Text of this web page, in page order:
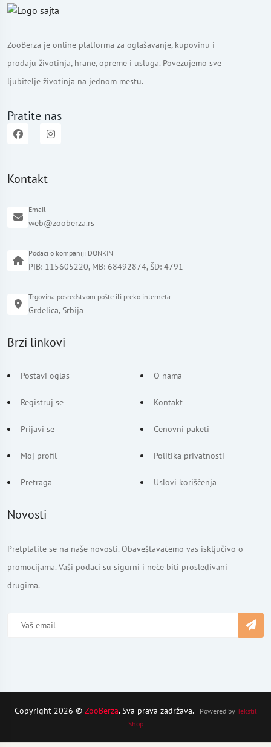
ZooBerza je online platforma za oglašavanje, kupovinu i
prodaju životinja, hrane, opreme i usluga. Povezujemo sve
ljubitelje životinja na jednom mestu.
Pratite nas
Kontakt
Email
web@zooberza.rs
Podaci o kompaniji DONKIN
PIB: 115605220, MB: 68492874, ŠD: 4791
Trgovina posredstvom pošte ili preko interneta
Grdelica, Srbija
Brzi linkovi
Postavi oglas
Registruj se
Prijavi se
Moj profil
Pretraga
O nama
Kontakt
Cenovni paketi
Politika privatnosti
Uslovi korišćenja
Novosti
Pretplatite se na naše novosti. Obaveštavaćemo vas isključivo o
promocijama. Vaši podaci su sigurni i neće biti prosleđivani
drugima.
Copyright 2026 © ZooBerza. Sva prava zadržava. Powered by Tekstil
Shop